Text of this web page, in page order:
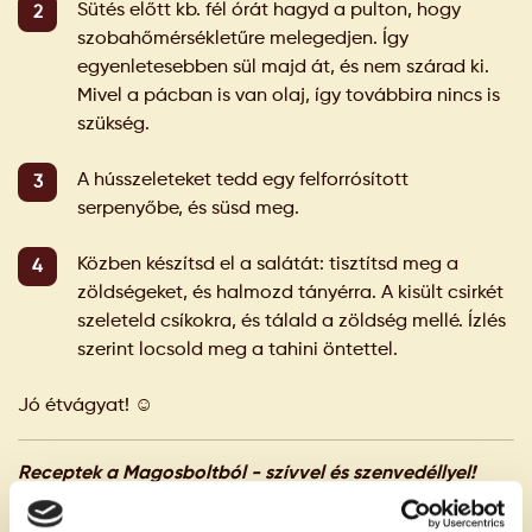
Sütés előtt kb. fél órát hagyd a pulton, hogy
szobahőmérsékletűre melegedjen. Így
egyenletesebben sül majd át, és nem szárad ki.
Mivel a pácban is van olaj, így továbbira nincs is
szükség.
A hússzeleteket tedd egy felforrósított
serpenyőbe, és süsd meg.
Közben készítsd el a salátát: tisztítsd meg a
zöldségeket, és halmozd tányérra. A kisült csirkét
szeleteld csíkokra, és tálald a zöldség mellé. Ízlés
szerint locsold meg a tahini öntettel.
Jó étvágyat! ☺️
Receptek a Magosboltból - szívvel és szenvedéllyel!
Fotó és recept: Romics Bea /
szotyicreations.hu